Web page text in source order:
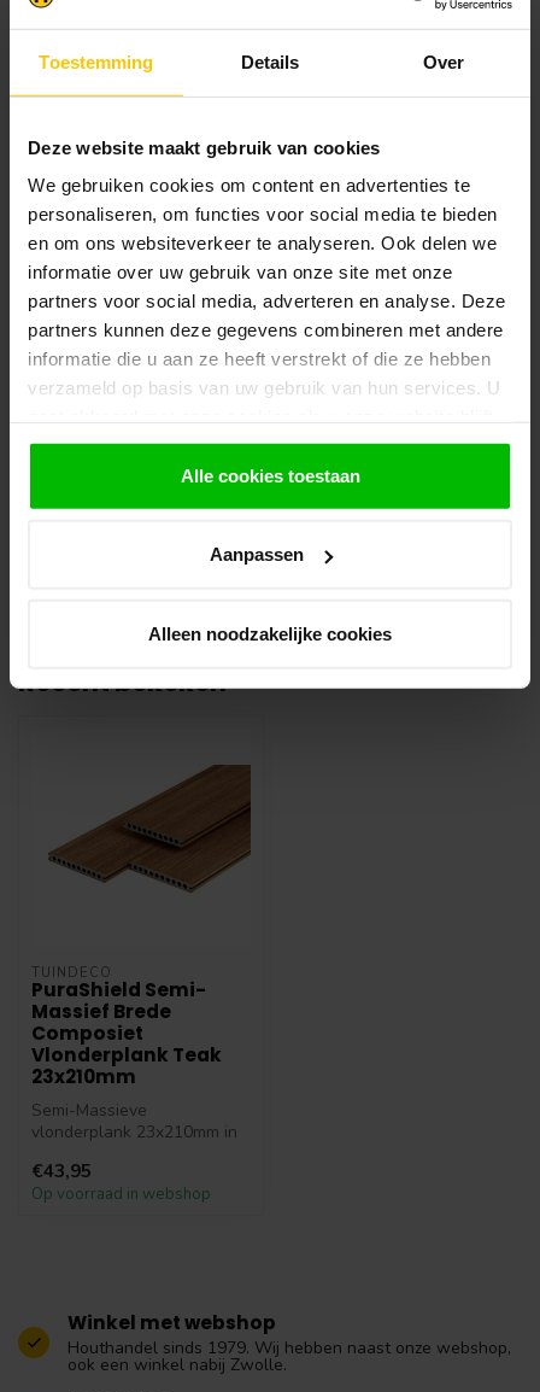
Toestemming Details Over
Deze website maakt gebruik van cookies
We gebruiken cookies om content en advertenties te
personaliseren, om functies voor social media te bieden
en om ons websiteverkeer te analyseren. Ook delen we
informatie over uw gebruik van onze site met onze
partners voor social media, adverteren en analyse. Deze
partners kunnen deze gegevens combineren met andere
informatie die u aan ze heeft verstrekt of die ze hebben
verzameld op basis van uw gebruik van hun services. U
gebruiken.
Alle cookies toestaan
Aanpassen
Alleen noodzakelijke cookies
contact op met deklantenservice
. Wij helpen u
graag verder met het samenstellen van uw
Afhalen en zeker weten dan uw
producten aanwezig zijn?:
1.Voeg alle gewenste producten toe in de
winkelwagen.
2.Ga naar de “Mijn Winkelwagen” pagina.
3.Rond de bestelling af waarbij je kiest voor
afhalen in de winkel. Vermeld in het
opmerkingen veld de gewenste afhaaldatum.
Je krijgt van ons bericht wanneer jouw
bestelling gereed staat om af te halen. Wij
onze leverancier. Dit doen wij alleen wanneer
Recent bekeken
TUINDECO
PuraShield Semi-
Massief Brede
Composiet
Vlonderplank Teak
23x210mm
Semi-Massieve
vlonderplank 23x210mm in
Massieve vlonderplan...
€43,95
Op voorraad in webshop
Winkel met webshop
Houthandel sinds 1979. Wij hebben naast onze webshop,
ook een winkel nabij Zwolle.